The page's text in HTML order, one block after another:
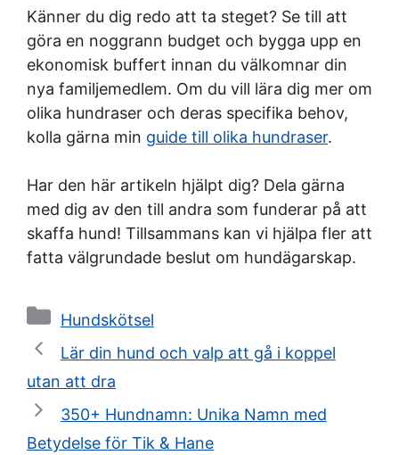
Känner du dig redo att ta steget? Se till att
göra en noggrann budget och bygga upp en
ekonomisk buffert innan du välkomnar din
nya familjemedlem. Om du vill lära dig mer om
olika hundraser och deras specifika behov,
kolla gärna min guide till olika hundraser.
Har den här artikeln hjälpt dig? Dela gärna
med dig av den till andra som funderar på att
skaffa hund! Tillsammans kan vi hjälpa fler att
fatta välgrundade beslut om hundägarskap.
Kategorier
Hundskötsel
Lär din hund och valp att gå i koppel
utan att dra
350+ Hundnamn: Unika Namn med
Betydelse för Tik & Hane